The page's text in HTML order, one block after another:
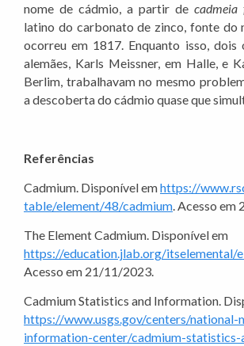
nome de cádmio, a partir de cadmeia
latino do carbonato de zinco, fonte do
ocorreu em 1817. Enquanto isso, dois
alemães, Karls Meissner, em Halle, e
Berlim, trabalhavam no mesmo
a descoberta do cádmio quase que
Referências
Cadmium. Disponível emhttps://
table/element/48/cadmium. Acesso em
The Element Cadmium. Disponível em
https://education.jlab.org/itselemental/
Acesso em 21/11/2023.
Cadmium Statistics and Information.
https://www.usgs.gov/centers/national-
information-center/cadmium-statistics-